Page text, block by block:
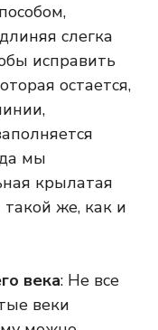
слегка
исправить
остается,
мы
крылатая
такой же, как и
века: Не все
веки